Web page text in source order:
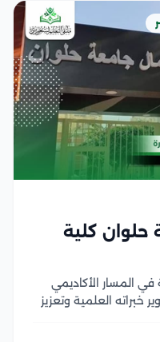
حلوان كلية
في المسار الأكاديمي
العلمية وتعزيز